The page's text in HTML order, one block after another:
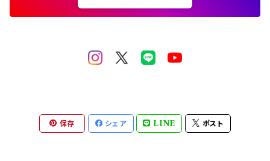
保存 シェア LINE ポスト